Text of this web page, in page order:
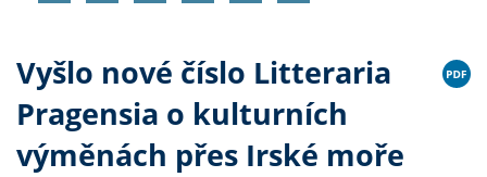
Vyšlo nové číslo Litteraria
Pragensia o kulturních
výměnách přes Irské moře